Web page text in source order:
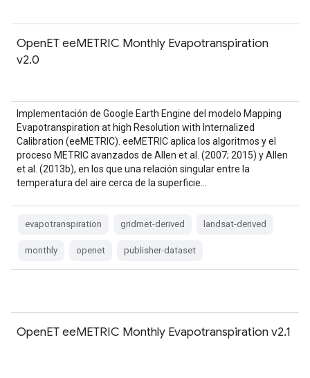
OpenET eeMETRIC Monthly Evapotranspiration
v2.0
Implementación de Google Earth Engine del modelo Mapping
Evapotranspiration at high Resolution with Internalized
Calibration (eeMETRIC). eeMETRIC aplica los algoritmos y el
proceso METRIC avanzados de Allen et al. (2007; 2015) y Allen
et al. (2013b), en los que una relación singular entre la
temperatura del aire cerca de la superficie…
evapotranspiration gridmet-derived landsat-derived
monthly openet publisher-dataset
OpenET eeMETRIC Monthly Evapotranspiration v2.1